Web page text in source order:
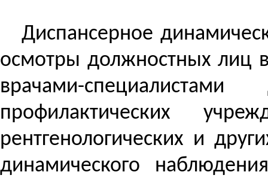
Диспансерное
осмотры должностных лиц
врачами-
профилактических
рентгенологических и
динамического